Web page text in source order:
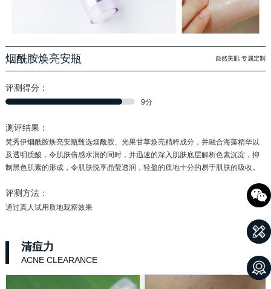
烟酰胺焕亮安瓶 自然美肌 专属定制
评测得分：
9分
测评结果：
梵秀伊烟酰胺焕亮安瓶甄选烟酰胺、光果甘草焕亮精粹成分，并融合海藻精华以
及透明质酸，令肌肤倍感水润的同时，并迅速的深入肌肤底层解析色素沉淀，抑
制黑色肌素的形成，令肌肤悦享晶莹透润，轻盈的质地十分的易于肌肤的吸收。
评测方法：
通过真人试用质地观察效果
清痘力
ACNE CLEARANCE